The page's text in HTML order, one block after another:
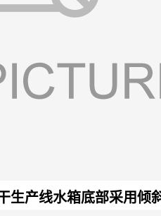
生产线水箱底部采用倾